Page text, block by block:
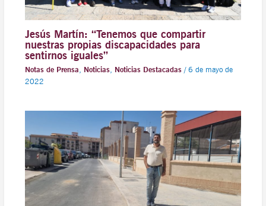
Jesús Martín: “Tenemos que compartir
nuestras propias discapacidades para
sentirnos iguales”
Notas de Prensa Noticias, Noticias Destacadas/ 6 de mayo de
2022